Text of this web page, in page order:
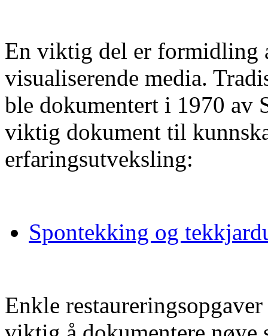
En viktig del er formidling
visualiserende media.
ble dokumentert i 1970 av
viktig dokument til
erfaringsutveksling:
Spontekking og
Enkle